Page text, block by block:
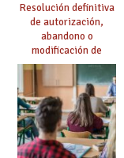
Resolución definitiva
de autorización,
abandono o
modificación de
programas bilingües
o plurilingües. Se
confirma el abandono
de un importante
número de proyectos
en colegios.